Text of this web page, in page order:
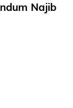
Najib